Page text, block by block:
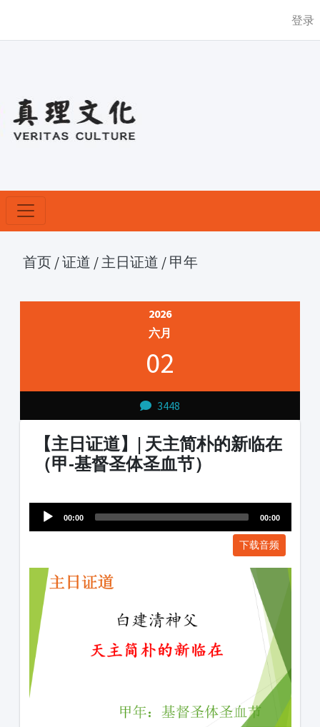
登录
首页 /证道 / 主日证道 / 甲年
2026
六月
02
3448
【主日证道】| 天主简朴的新临在
（甲-基督圣体圣血节）
Player
00:00 00:00
下载音频